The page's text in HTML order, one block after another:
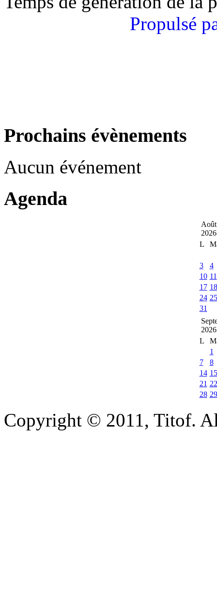
Propulsé
Prochains évènements
Aucun événement
Agenda
Août
2026
L
3
4
10 11
17 18
24 25
31
2026
L
1
7
8
14 15
21 22
28 29
Copyright © 2011, Titof.